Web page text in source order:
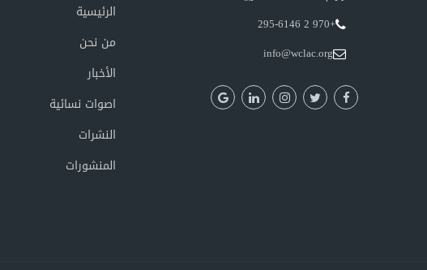
+970 2 295-6146
info@wclac.org
الرئيسية
من نحن
الأخبار
اصوات نسائية
النشرات
المنشورات